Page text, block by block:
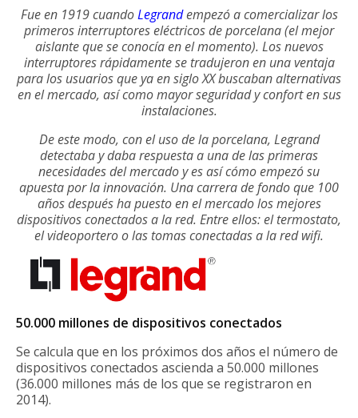
Fue en 1919 cuandoLegrandempezó a comercializar los
primeros interruptores eléctricos de porcelana (el mejor
aislante que se conocía en el momento). Los nuevos
interruptores rápidamente se tradujeron en una ventaja
para los usuarios que ya en siglo XX buscaban alternativas
en el mercado, así como mayor seguridad y confort en sus
instalaciones.
De este modo, con el uso de la porcelana, Legrand
detectaba y daba respuesta a una de las primeras
necesidades del mercado y es así cómo empezó su
apuesta por la innovación. Una carrera de fondo que 100
años después ha puesto en el mercado los mejores
dispositivos conectados a la red. Entre ellos: el termostato,
el videoportero o las tomas conectadas a la red wifi.
50.000 millones de dispositivos conectados
Se calcula que en los próximos dos años el número de
dispositivos conectados ascienda a 50.000 millones
(36.000 millones más de los que se registraron en
2014).